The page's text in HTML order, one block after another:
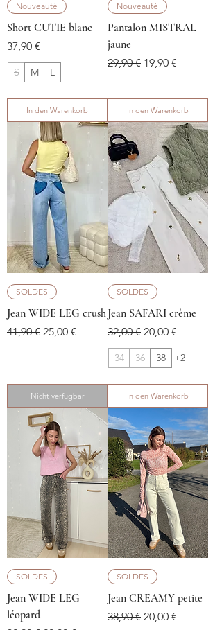
Nouveauté
Short CUTIE blanc
Preis
37,90 €
S M L
In den Warenkorb
Nouveauté
Pantalon MISTRAL
jaune
Standardpreis
29,90 € Sale-Preis
19,90 €
In den Warenkorb
SOLDES
Jean WIDE LEG crush
Standardpreis
41,90 € Sale-Preis
25,00 €
Nicht verfügbar
SOLDES
Jean SAFARI crème
Standardpreis
32,00 € Sale-Preis
20,00 €
34 36 38 +2
In den Warenkorb
SOLDES
Jean WIDE LEG
léopard
SOLDES
Jean CREAMY petite
Standardpreis
38,90 € Sale-Preis
20,00 €